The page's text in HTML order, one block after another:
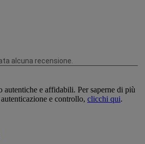
autentiche e affidabili. Per saperne di più
e controllo, clicchi qui.